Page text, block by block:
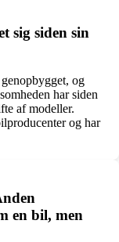
sig siden sin
og
har siden
af modeller.
og har
en bil, men